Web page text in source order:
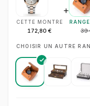
CETTE MONTRE
172,80 €
+
39
CHOISIR UN AUTRE